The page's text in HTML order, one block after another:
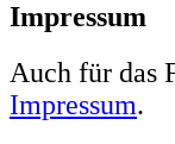
Impressum
Auch für das
Impressum.